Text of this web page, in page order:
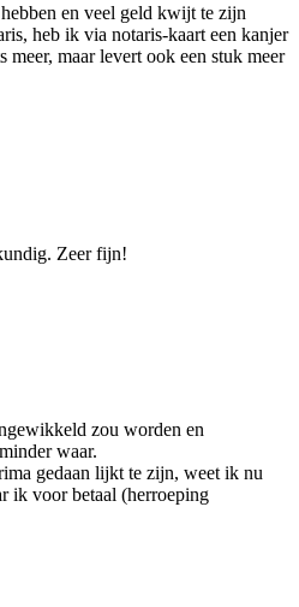
en veel geld kwijt te zijn
heb ik via notaris-kaart een kanjer
meer, maar levert ook een stuk meer
Zeer fijn!
zou worden en
waar.
gedaan lijkt te zijn, weet ik nu
ik voor betaal (herroeping